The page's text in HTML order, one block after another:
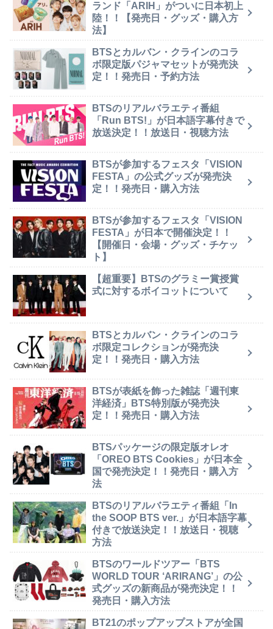
ランド「ARIH」がついに日本初上
陸！！【発売日・グッズ・購入方
法】
BTSとカルバン・クラインのコラ
ボ限定版パジャマセットが発売決
定！！発売日・予約方法
BTSのリアルバラエティ番組
「Run BTS!」が日本語字幕付きで
放送決定！！放送日・視聴方法
BTSが参加するフェスタ「VISION
FESTA」の公式グッズが発売決
定！！発売日・購入方法
BTSが参加するフェスタ「VISION
FESTA」が日本で開催決定！！
【開催日・会場・グッズ・チケッ
ト】
【超重要】BTSのグラミー賞授賞
式に対するボイコットについて
BTSとカルバン・クラインのコラ
ボ限定コレクションが発売決
定！！発売日・購入方法
BTSが表紙を飾った雑誌「週刊東
洋経済」BTS特別版が発売決
定！！発売日・購入方法
BTSパッケージの限定版オレオ
「OREO BTS Cookies」が日本全
国で発売決定！！発売日・購入方
法
BTSのリアルバラエティ番組「In
the SOOP BTS ver.」が日本語字幕
付きで放送決定！！放送日・視聴
方法
BTSのワールドツアー「BTS
WORLD TOUR ‘ARIRANG’」の公
式グッズの新商品が発売決定！！
発売日・購入方法
BT21のポップアップストアが全国